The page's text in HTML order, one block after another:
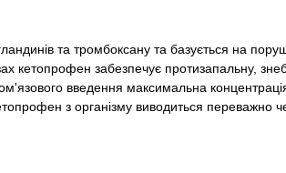
та тромбоксану та базується на
кетопрофен забезпечує протизапальну,
введення максимальна
з організму виводиться переважно